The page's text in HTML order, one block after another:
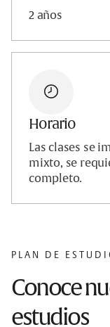
2 años
Horario
Las clases se
mixto, se
completo.
PLAN DE
Conoce
estudios